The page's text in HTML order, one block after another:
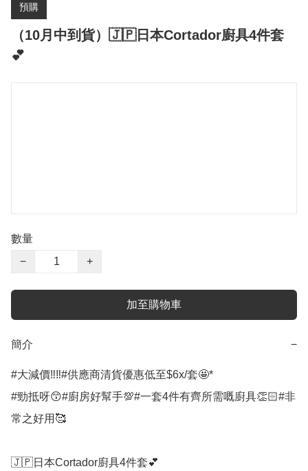
預購
（10月中到貨）🇯🇵日本Cortador廚具4件套
💕
數量
−
+
加至購物車
簡介 −
#大減價‼️‼️#供應商清貨優惠低至$6x/套🤩*
#勁抵呀😙#廚房好幫手💯#一套4件有齊所需嘅廚具👏🏻#非
常之好用🥰
🇯🇵日本Cortador廚具4件套💕